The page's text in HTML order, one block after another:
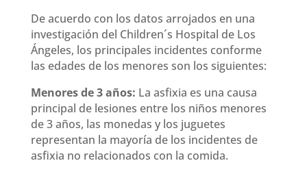
De acuerdo con los datos arrojados en una
investigación del Children´s Hospital de Los
Ángeles, los principales incidentes conforme
las edades de los menores son los siguientes:
Menores de 3 años: La asfixia es una causa
principal de lesiones entre los niños menores
de 3 años, las monedas y los juguetes
representan la mayoría de los incidentes de
asfixia no relacionados con la comida.